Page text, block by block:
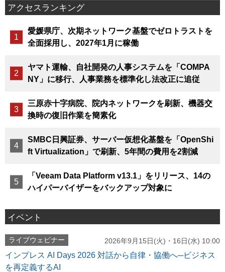
アクセスランキング
愛媛県庁、次期ネットワーク基盤でゼロトラストを
全面採用し、2027年1月に稼働
ヤマト運輸、自社開発の人事システムを「COMPA
NY」に移行、人事業務を標準化し法改正に追従
三原赤十字病院、院内ネットワークを刷新、機器交
換時の復旧作業を簡素化
SMBC日興証券、サーバー仮想化基盤を「OpenShi
ft Virtualization」で刷新、5年間の費用を2割減
「Veeam Data Platform v13.1」をリリース、14の
ハイパーバイザーをバックアップ対象に
イベント
ライブウェビナー 2026年9月15日(火)・16日(水) 10:00
インプレス AI Days 2026 対話から自律・協働へ─ビジネス
を再定義するAI